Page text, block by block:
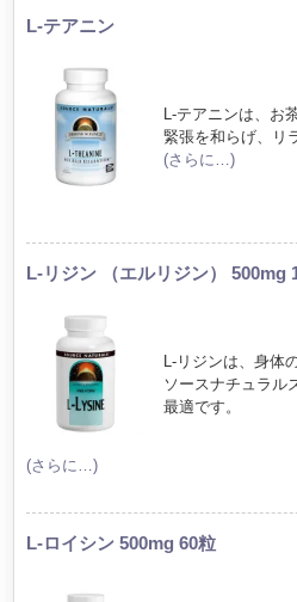
L-テアニン
L-テアニンは、お
緊張を和らげ、リ
(さらに…)
L-リジン （エルリジン） 500mg
L-リジンは、身体
ソースナチュラル
最適です。
(さらに…)
L-ロイシン 500mg 60粒